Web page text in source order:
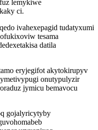
lemykiwe
ci.
ivahexepagid tudatyxumi
tesama
datila
eryjegifot akytokirupyv
onutypulyzir
jymicu bemavocu
gojalyricytyby